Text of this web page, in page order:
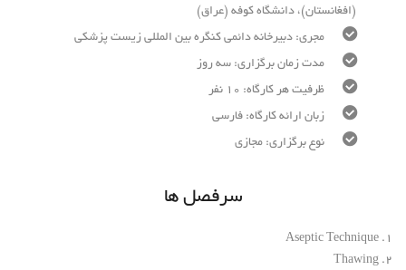
(افغانستان)، دانشگاه کوفه (عراق)
مجری: دبیرخانه دائمی کنگره بین المللی زیست پزشکی
مدت زمان برگزاری: سه روز
ظرفیت هر کارگاه: 10 نفر
زبان ارائه کارگاه: فارسی
نوع برگزاری: مجازی
سرفصل ها
1. Aseptic Technique
2. Thawing